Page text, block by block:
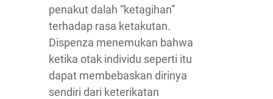
penakut dalah “ketagihan”
terhadap rasa ketakutan.
Dispenza menemukan bahwa
ketika otak individu seperti itu
dapat membebaskan dirinya
sendiri dari keterikatan